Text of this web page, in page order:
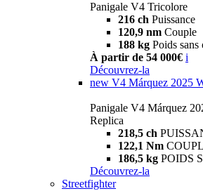
Panigale V4 Tricolore
216 ch Puissance
120,9 nm Couple
188 kg Poids sans
À partir de 54 000€ i
Découvrez-la
new V4 Márquez 2025
Panigale V4 Márquez
Replica
218,5 ch
122,1 Nm
186,5 kg POIDS
Découvrez-la
Streetfighter